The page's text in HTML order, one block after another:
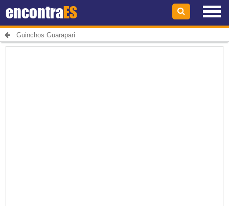
encontraES
Guinchos Guarapari